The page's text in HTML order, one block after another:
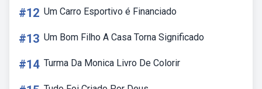
#12 Um Carro Esportivo é Financiado
#13 Um Bom Filho A Casa Torna Significado
#14 Turma Da Monica Livro De Colorir